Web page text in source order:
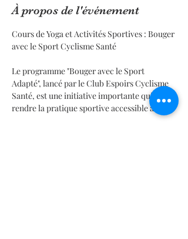
À propos de l'événement
Cours de Yoga et Activités Sportives : Bouger
avec le Sport Cyclisme Santé
Le programme "Bouger avec le Sport
Adapté", lancé par le Club Espoirs Cyclisme
Santé, est une initiative importante qui vise à
rendre la pratique sportive accessible à tous.